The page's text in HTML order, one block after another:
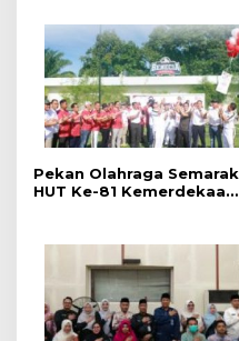
Pekan Olahraga Semarak
HUT Ke-81 Kemerdekaan
Pegawai